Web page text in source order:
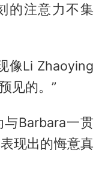
的注意力不集
像Li Zhaoying
见的。”
Barbara一贯
现出的悔意真